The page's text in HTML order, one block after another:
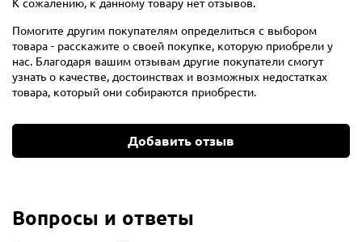
Помогите другим покупателям определиться с выбором
товара - расскажите о своей покупке, которую приобрели у
нас. Благодаря вашим отзывам другие покупатели смогут
узнать о качестве, достоинствах и возможных недостатках
товара, который они собираются приобрести.
Добавить отзыв
Вопросы и ответы